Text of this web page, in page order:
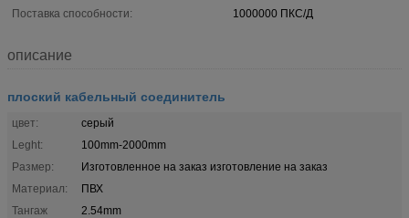
Поставка способности:
1000000 ПКС/Д
описание
плоский кабельный соединитель
цвет:
серый
Leght:
100mm-2000mm
Размер:
Изготовленное на заказ изготовление на заказ
Материал:
ПВХ
Тангаж
2.54mm